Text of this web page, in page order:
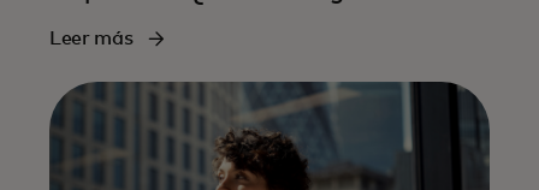
Leer más